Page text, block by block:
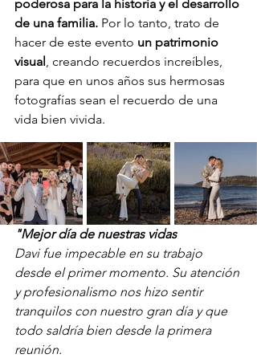
poderosa para la historia y el desarrollo
de una familia. Por lo tanto, trato de
hacer de este evento un patrimonio
visual, creando recuerdos increíbles,
para que en unos años sus hermosas
fotografías sean el recuerdo de una
vida bien vivida.
"Mejor día de nuestras vidas
Davi fue impecable en su trabajo
desde el primer momento. Su atención
y profesionalismo nos hizo sentir
tranquilos con nuestro gran día y que
todo saldría bien desde la primera
reunión.